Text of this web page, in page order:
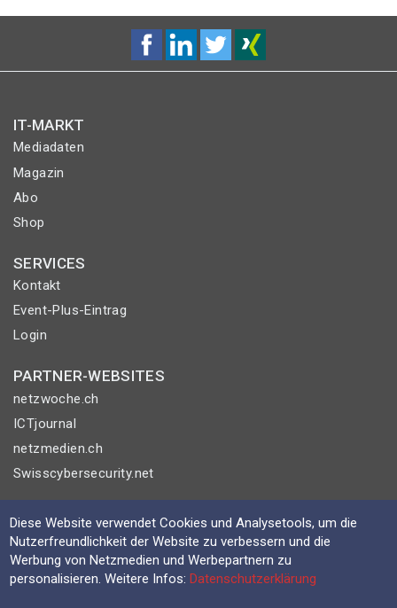
IT-MARKT
Mediadaten
Magazin
Abo
Shop
SERVICES
Kontakt
Event-Plus-Eintrag
Login
PARTNER-WEBSITES
netzwoche.ch
ICTjournal
netzmedien.ch
Swisscybersecurity.net
© NETZMEDIEN AG 2026
Impressum
AGB
Nutzungsbestimmungen
Diese Website verwendet Cookies und Analysetools, um die
Nutzerfreundlichkeit der Website zu verbessern und die
Werbung von Netzmedien und Werbepartnern zu
personalisieren. Weitere Infos:Datenschutzerklärung